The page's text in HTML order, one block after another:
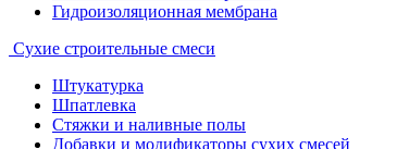
Гидроизоляционная мембрана
Сухие строительные смеси
Штукатурка
Шпатлевка
Стяжки и наливные полы
Добавки и модификаторы сухих смесей